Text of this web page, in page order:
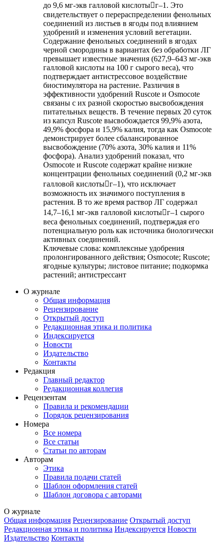
до 9,6 мг-экв галловой кислотыг‒1. Это
свидетельствует о перераспределении фенольных
соединений из листьев в ягоды под влиянием
удобрений и изменения условий вегетации.
Содержание фенольных соединений в ягодах
черной смородины в вариантах без обработки ЛГ
превышает известные значения (627,9–643 мг-экв
галловой кислоты на 100 г сырого веса), что
подтверждает антистрессовое воздействие
биостимулятора на растение. Различия в
эффективности удобрений Ruscote и Osmocote
связаны с их разной скоростью высвобождения
питательных веществ. В течение первых 20 суток
из капсул Ruscote высвобождается 99,9% азота,
49,9% фосфора и 15,9% калия, тогда как Osmocote
демонстрирует более сбалансированное
высвобождение (70% азота, 30% калия и 11%
фосфора). Анализ удобрений показал, что
Osmocote и Ruscote содержат крайне низкие
концентрации фенольных соединений (0,2 мг-экв
галловой кислотыг‒1), что исключает
возможность их значимого поступления в
растения. В то же время раствор ЛГ содержал
14,7–16,1 мг-экв галловой кислотыг‒1 сырого
веса фенольных соединений, подтверждая его
потенциальную роль как источника биологически
активных соединений.
Ключевые слова: комплексные удобрения
пролонгированного действия; Osmocote; Ruscote;
ягодные культуры; листовое питание; подкормка
растений; антистрессант
О журнале
Общая информация
Рецензирование
Открытый доступ
Редакционная этика и политика
Индекcируется
Новости
Издательство
Контакты
Редакция
Главный редактор
Редакционная коллегия
Рецензентам
Правила и рекомендации
Порядок рецензирования
Номера
Все номера
Все статьи
Статьи по авторам
Авторам
Этика
Правила подачи статей
Шаблон оформления статей
Шаблон договора с авторами
О журнале
Общая информация Рецензирование Открытый доступ
Редакционная этика и политика Индекcируется Новости
Издательство Контакты